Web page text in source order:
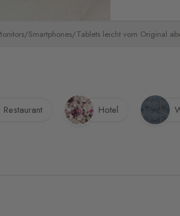
Smartphones/Tablets leicht vom Original
Restaurant Hotel